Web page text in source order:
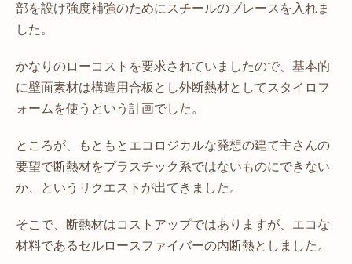
部を設け強度補強のためにスチールのブレースを入れま
した。
かなりのローコストを要求されていましたので、基本的
に壁面素材は構造用合板とし外断熱材としてスタイロフ
ォームを使うという計画でした。
ところが、もともとエコロジカルな発想の建て主さんの
要望で断熱材をプラスチック系ではないものにできない
か、というリクエストが出てきました。
そこで、断熱材はコストアップではありますが、エコな
材料であるセルロースファイバーの内断熱としました。